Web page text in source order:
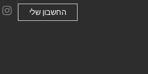
Instagram
החשבון שלי